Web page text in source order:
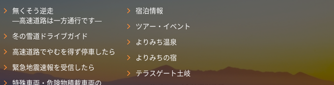
無くそう逆走
―高速道路は一方通行です―
冬の雪道ドライブガイド
高速道路でやむを得ず停車したら
緊急地震速報を受信したら
特殊車両・危険物積載車両の
宿泊情報
ツアー・イベント
よりみち温泉
よりみちの宿
テラスゲート土岐